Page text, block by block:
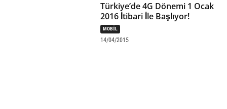
Türkiye’de 4G Dönemi 1 Ocak
2016 İtibari İle Başlıyor!
MOBIL
14/04/2015